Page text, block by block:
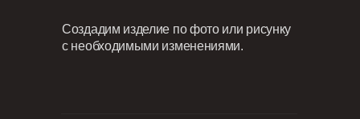
Создадим изделие по фото или рисунку
с необходимыми изменениями.